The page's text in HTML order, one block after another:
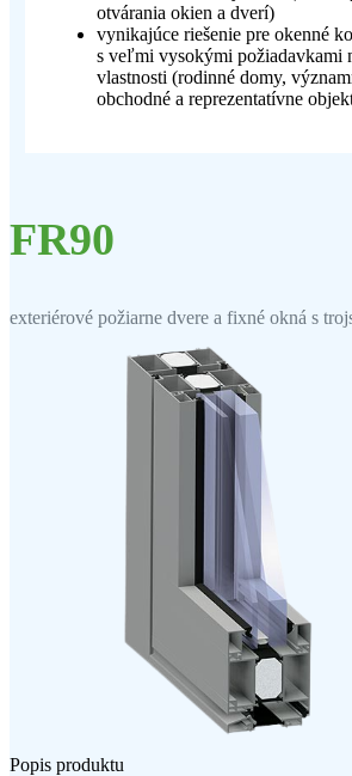
otvárania okien a dverí)
vynikajúce riešenie pre okenné
s veľmi vysokými požiadavkami
vlastnosti (rodinné domy,
obchodné a reprezentatívne
FR90
exteriérové požiarne dvere a fixné okná s
Popis produktu